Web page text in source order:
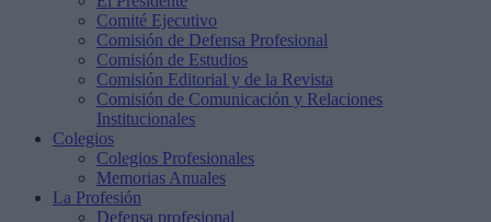
Comité Ejecutivo
Comisión de Defensa Profesional
Comisión de Estudios
Comisión Editorial y de la Revista
Comisión de Comunicación y Relaciones
Institucionales
Colegios
Colegios Profesionales
Memorias Anuales
La Profesión
Defensa profesional